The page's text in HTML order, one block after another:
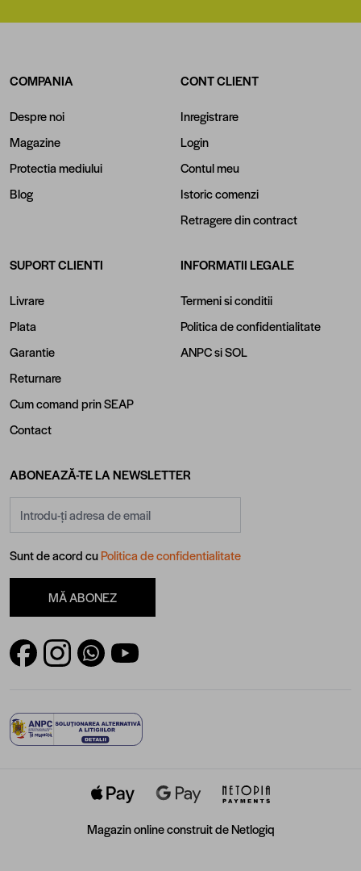
COMPANIA
Despre noi
Magazine
Protectia mediului
Blog
CONT CLIENT
Inregistrare
Login
Contul meu
Istoric comenzi
Retragere din contract
SUPORT CLIENTI
Livrare
Plata
Garantie
Returnare
Cum comand prin SEAP
Contact
INFORMATII LEGALE
Termeni si conditii
Politica de confidentialitate
ANPCsiSOL
ABONEAZĂ-TE LA NEWSLETTER
Sunt de acord cuPolitica de confidentialitate
MĂ ABONEZ
Magazin online construit deNetlogiq